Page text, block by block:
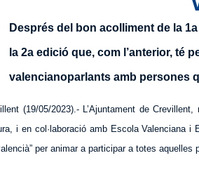
Després del bon acolliment de la
la 2a edició que, com l’anterior, té
valencianoparlants amb persones
(19/05/2023).- L’Ajuntament de
i en col·laboració amb Escola Valenciana
per animar a participar a totes